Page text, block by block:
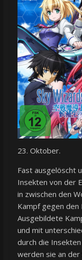
23. Oktober.
Fast ausgelöscht
Insekten von der
in zwischen den
Kampf gegen den
Ausgebildete
und mit
durch die
werden sie an der